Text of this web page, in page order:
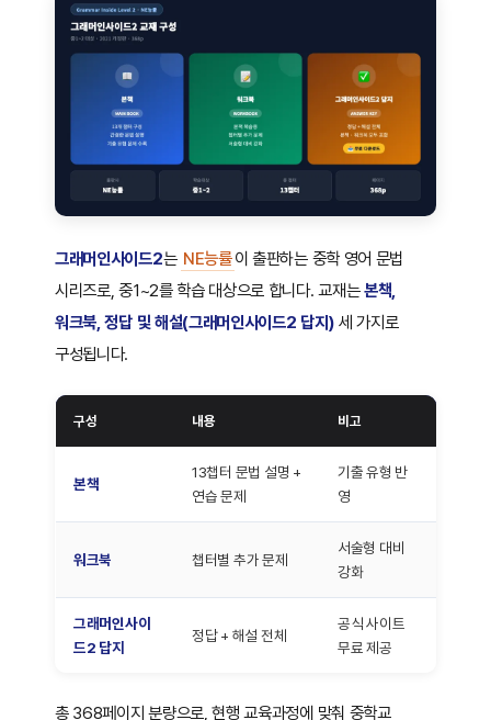
그래머인사이드2는 NE능률이 출판하는 중학 영어 문법
시리즈로, 중1~2를 학습 대상으로 합니다. 교재는본책,
워크북, 정답 및 해설(그래머인사이드2 답지) 세 가지로
구성됩니다.
구성 내용 비고
본책
13챕터 문법 설명 +
연습 문제
기출 유형 반
영
워크북 챕터별 추가 문제
서술형 대비
강화
그래머인사이
드2 답지
정답 + 해설 전체
공식 사이트
무료 제공
총 368페이지 분량으로, 현행 교육과정에 맞춰 중학교